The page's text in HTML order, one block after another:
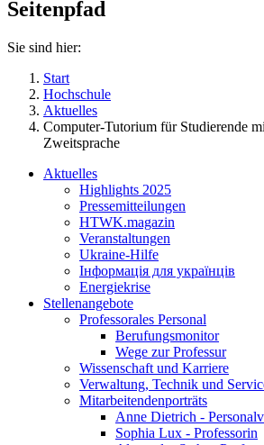
Seitenpfad
Sie sind hier:
Start
Hochschule
Aktuelles
Computer-Tutorium für Studierende
Zweitsprache
Aktuelles
Highlights 2025
Pressemitteilungen
HTWK.magazin
Veranstaltungen
Ukraine-Hilfe
Інформація для українців
Energiekrise
Stellenangebote
Professorales Personal
Berufungsmonitor
Wege zur Professur
Wissenschaft und Karriere
Verwaltung, Technik und
Mitarbeitendenporträts
Anne Dietrich -
Sophia Lux - Professorin